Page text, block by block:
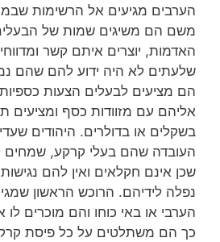
הערבים מגיעים אל הרשימות
משם הם משיגים שמות של
האדמות, יוצרים איתם קשר
שלעתים לא היה ידוע להם שהם
הם מציעים לבעלים הצעות
אליהם עם מזוודות כסף ומציעים
בשקלים או בדולרים. היהודים
העובדה שהם בעלי קרקע,
שכן אינם חקלאים ואין להם
נפלה לידיהם. הרוכש הראשון
הערבי או באי כוחו והם מוכרים
כך הם משתלטים על כל פיסת